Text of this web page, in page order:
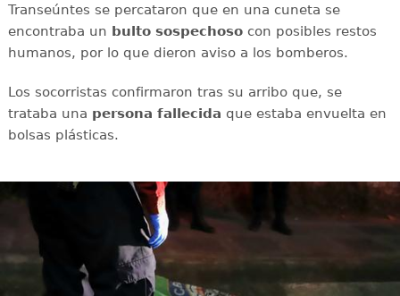
Transeúntes se percataron que en una cuneta se
encontraba un bulto sospechosocon posibles restos
humanos, por lo que dieron aviso a los bomberos.
Los socorristas confirmaron tras su arribo que, se
trataba una persona fallecida que estaba envuelta en
bolsas plásticas.